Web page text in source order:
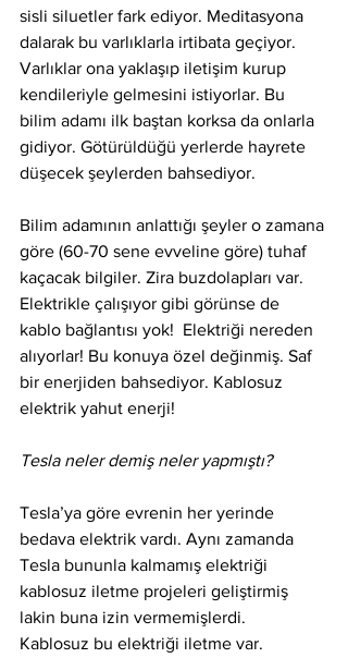
sisli siluetler fark ediyor. Meditasyona
dalarak bu varlıklarla irtibata geçiyor.
Varlıklar ona yaklaşıp iletişim kurup
kendileriyle gelmesini istiyorlar. Bu
bilim adamı ilk baştan korksa da onlarla
gidiyor. Götürüldüğü yerlerde hayrete
düşecek şeylerden bahsediyor.
Bilim adamının anlattığı şeyler o zamana
göre (60-70 sene evveline göre) tuhaf
kaçacak bilgiler. Zira buzdolapları var.
Elektrikle çalışıyor gibi görünse de
kablo bağlantısı yok!  Elektriği nereden
alıyorlar! Bu konuya özel değinmiş. Saf
bir enerjiden bahsediyor. Kablosuz
elektrik yahut enerji!
Tesla neler demiş neler yapmıştı?
Tesla’ya göre evrenin her yerinde
bedava elektrik vardı. Aynı zamanda
Tesla bununla kalmamış elektriği
kablosuz iletme projeleri geliştirmiş
lakin buna izin vermemişlerdi.
Kablosuz bu elektriği iletme var.